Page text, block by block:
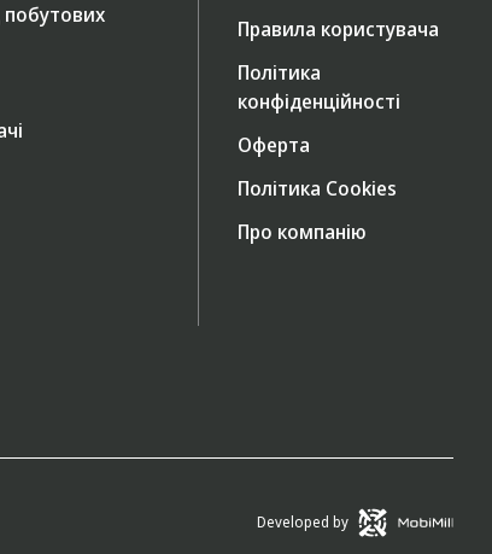
побутових
Правила користувача
Політика
конфіденційності
Оферта
Політика Cookies
Про компанію
Developed by